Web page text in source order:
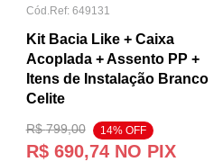
Cód.Ref: 649131
Kit Bacia Like + Caixa
Acoplada + Assento PP +
Itens de Instalação Branco
Celite
R$ 799,00 14% OFF
R$ 690,74NO PIX